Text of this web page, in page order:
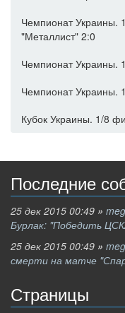
Чемпионат Украины.
"Металлист" 2:0
Чемпионат Украины.
Чемпионат Украины.
Кубок Украины. 1/8
Последние
25 дек 2015 00:49 »
Бурлак: "Победить
25 дек 2015 00:49 »
смерти на матче
Страницы